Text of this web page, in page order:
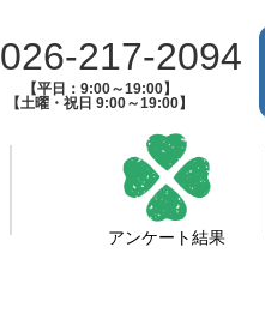
026-217-2094
【平日：9:00～19:00】
【土曜・祝日 9:00～19:00】
アンケート結果